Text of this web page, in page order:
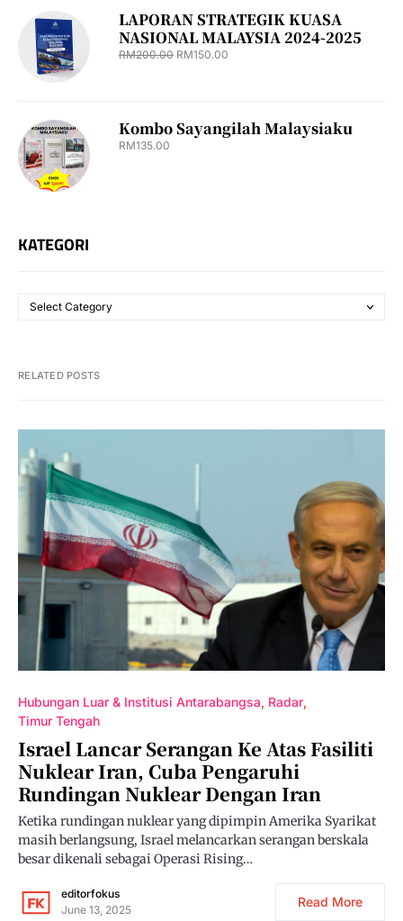
LAPORAN STRATEGIK KUASA
NASIONAL MALAYSIA 2024-2025
RM200.00 RM150.00
Kombo Sayangilah Malaysiaku
RM135.00
KATEGORI
RELATED POSTS
Hubungan Luar & Institusi Antarabangsa Radar
Timur Tengah
Israel Lancar Serangan Ke Atas Fasiliti
Nuklear Iran, Cuba Pengaruhi
Rundingan Nuklear Dengan Iran
Ketika rundingan nuklear yang dipimpin Amerika Syarikat
masih berlangsung, Israel melancarkan serangan berskala
besar dikenali sebagai Operasi Rising…
editorfokus
June 13, 2025
Read More